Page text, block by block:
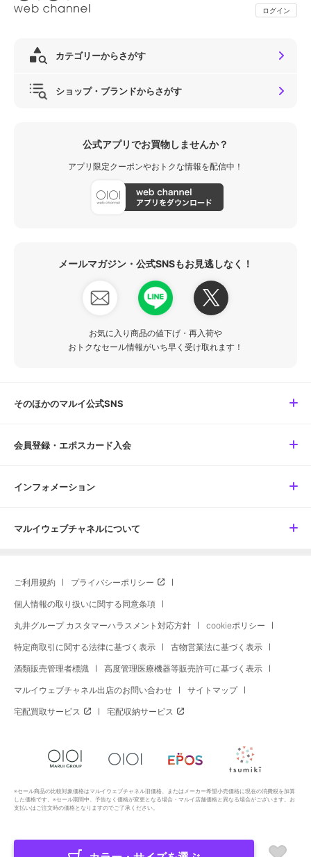
ログイン
カテゴリーからさがす
ショップ・ブランドからさがす
公式アプリでお買物しませんか？
アプリ限定クーポンやおトクな情報を配信中！
メールマガジン・公式SNSもお見逃しなく！
お気に入り商品の値下げ・再入荷や
おトクなセール情報がいち早く受け取れます！
そのほかのマルイ公式SNS
会員登録・エポスカード入会
インフォメーション
マルイウェブチャネルについて
ご利用規約 プライバシーポリシー
個人情報の取り扱いに関する同意条項
丸井グループ カスタマーハラスメント対応方針 cookieポリシー
特定商取引に関する法律に基づく表示 古物営業法に基づく表示
酒類販売管理者標識 高度管理医療機器等販売許可に基づく表示
マルイウェブチャネル出店のお問い合わせ サイトマップ
宅配買取サービス 宅配収納サービス
※セール商品の比較対象価格はマルイウェブチャネル旧価格、またはメーカー希望小売価格に現在の消費税を加算
した価格です。※セール期間中、予告なく価格が変更となる場合・マルイ店舗価格と異なる場合がございます。お
支払いはご注文時の価格となりますのでご了承ください。